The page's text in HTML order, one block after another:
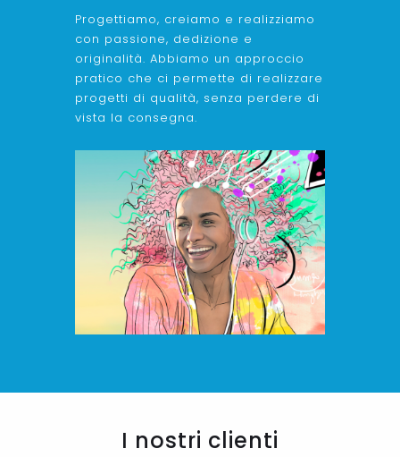
Progettiamo, creiamo e realizziamo
con passione, dedizione e
originalità. Abbiamo un approccio
pratico che ci permette di realizzare
progetti di qualità, senza perdere di
vista la consegna.
I nostri clienti